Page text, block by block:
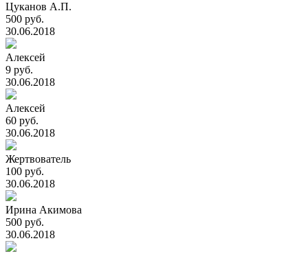
Цуканов А.П.
500 руб.
30.06.2018
Алексей
9 руб.
30.06.2018
Алексей
60 руб.
30.06.2018
Жертвователь
100 руб.
30.06.2018
Ирина Акимова
500 руб.
30.06.2018